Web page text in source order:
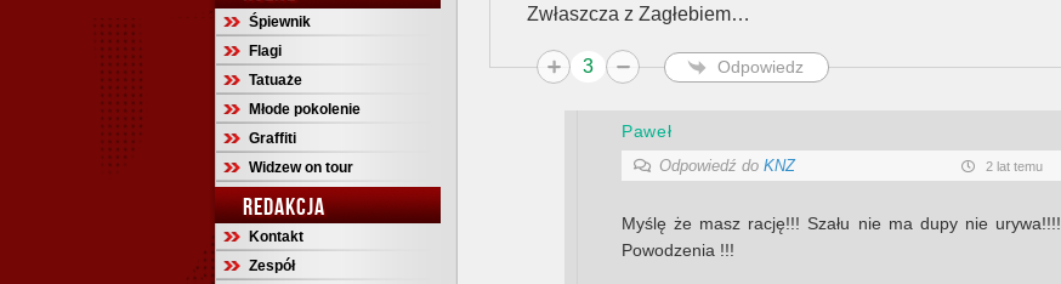
Śpiewnik
Flagi
Tatuaże
Młode pokolenie
Graffiti
Widzew on tour
REDAKCJA
Kontakt
Zespół
Zwłaszcza z Zagłebiem…
3 Odpowiedz
Paweł
Odpowiedź do KNZ 2 lat temu
Myślę że masz rację!!! Szału nie ma dupy nie urywa!!!!
Powodzenia !!!